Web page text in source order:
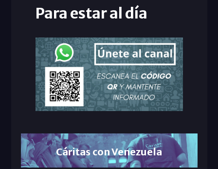
Para estar al día
Cáritas con Venezuela